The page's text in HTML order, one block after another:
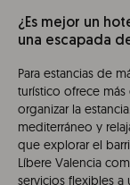
¿Es mejor un
una escapada
Para estancias de
turístico ofrece
organizar la
mediterráneo y
que explorar el
Líbere Valencia
servicios flexibles